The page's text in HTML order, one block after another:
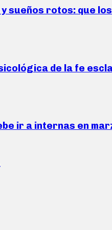
sueños rotos: que
de la fe
ir a internas en